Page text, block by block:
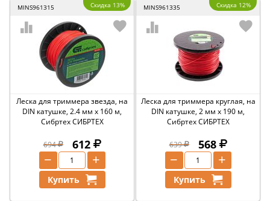
MINS961315 Скидка 13%
Леска для триммера звезда, на
DIN катушке, 2.4 мм х 160 м,
Сибртех СИБРТЕХ
694 612
+
−
Купить
MINS961335 Скидка 12%
Леска для триммера круглая, на
DIN катушке, 2 мм х 190 м,
Сибртех СИБРТЕХ
639 568
+
−
Купить